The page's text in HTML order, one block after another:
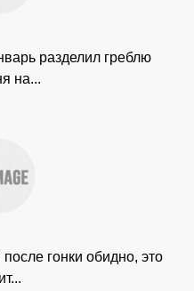
разделил греблю
на...
гонки обидно, это